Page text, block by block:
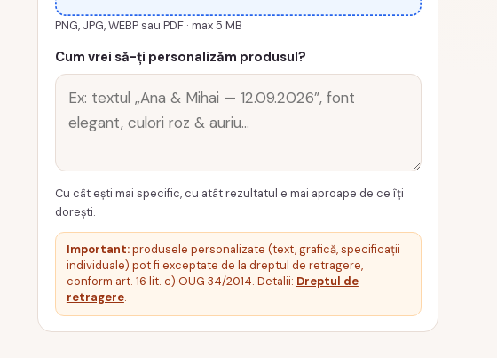
0035-
MAJORAT
PNG, JPG, WEBP sau PDF · max 5 MB
Cum vrei să-ți personalizăm produsul?
Cu cât ești mai specific, cu atât rezultatul e mai aproape de ce îți
dorești.
Important:produsele personalizate (text, grafică, specificații
individuale) pot fi exceptate de la dreptul de retragere,
conform art. 16 lit. c) OUG 34/2014. Detalii: Dreptul de
retragere.